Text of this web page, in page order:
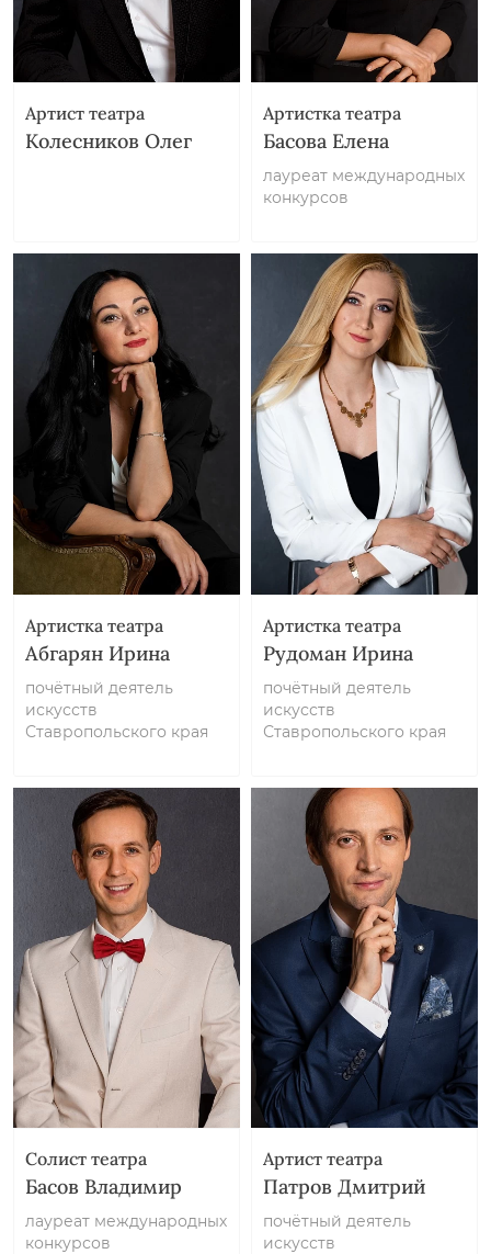
Артист театра
Колесников Олег
Артистка театра
Басова Елена
лауреат международных
конкурсов
Артистка театра
Абгарян Ирина
почётный деятель
искусств
Ставропольского края
Артистка театра
Рудоман Ирина
почётный деятель
искусств
Ставропольского края
Солист театра
Басов Владимир
лауреат международных
конкурсов
Артист театра
Патров Дмитрий
почётный деятель
искусств